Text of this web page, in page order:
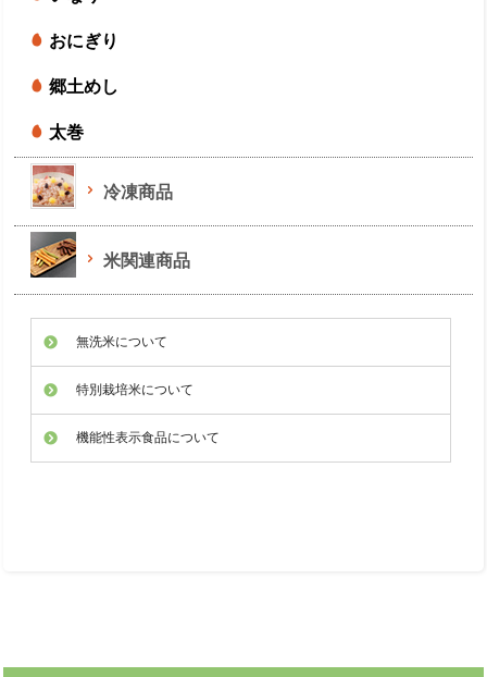
おにぎり
郷土めし
太巻
冷凍商品
米関連商品
無洗米について
特別栽培米について
機能性表示食品について